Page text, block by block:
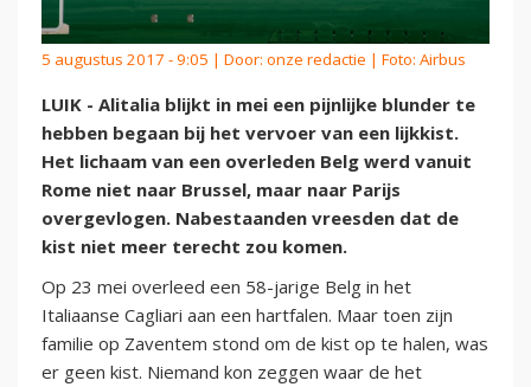
5 augustus 2017 - 9:05 | Door: onze redactie | Foto: Airbus
LUIK - Alitalia blijkt in mei een pijnlijke blunder te
hebben begaan bij het vervoer van een lijkkist.
Het lichaam van een overleden Belg werd vanuit
Rome niet naar Brussel, maar naar Parijs
overgevlogen. Nabestaanden vreesden dat de
kist niet meer terecht zou komen.
Op 23 mei overleed een 58-jarige Belg in het
Italiaanse Cagliari aan een hartfalen. Maar toen zijn
familie op Zaventem stond om de kist op te halen, was
er geen kist. Niemand kon zeggen waar de het